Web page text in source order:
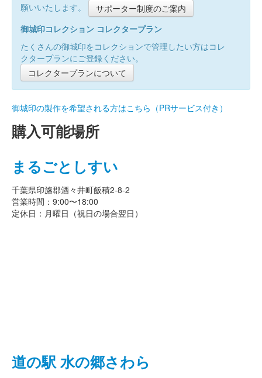
願いいたします。
サポーター制度のご案内
御城印コレクション コレクタープラン
たくさんの御城印をコレクションで管理したい方はコレ
クタープランにご登録ください。
コレクタープランについて
御城印の製作を希望される方はこちら（PRサービス付き）
購入可能場所
まるごとしすい
千葉県印旛郡酒々井町飯積2-8-2
営業時間：9:00〜18:00
定休日：月曜日（祝日の場合翌日）
道の駅 水の郷さわら